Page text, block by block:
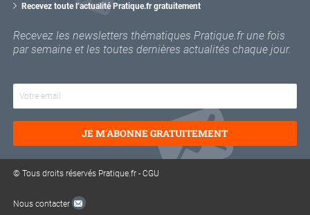
Recevez toute l’actualité Pratique.fr gratuitement
Recevez les newsletters thématiques Pratique.fr une fois
par semaine et les toutes dernières actualités chaque jour.
o
r
e
e
JE M'ABONNE GRATUITEMENT
© Tous droits réservés Pratique.fr -CGU
Nous contacter